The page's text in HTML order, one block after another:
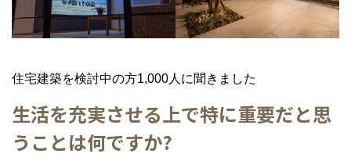
住宅建築を検討中の方1,000人に聞きました
生活を充実させる上で特に重要だと思
うことは何ですか?